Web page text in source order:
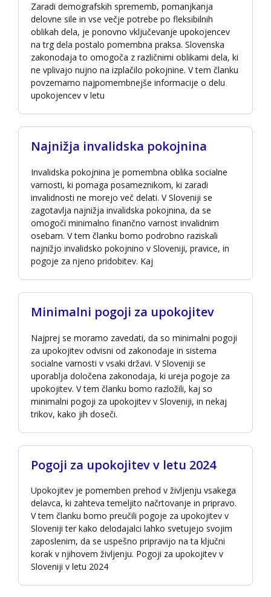
Zaradi demografskih sprememb, pomanjkanja
delovne sile in vse večje potrebe po fleksibilnih
oblikah dela, je ponovno vključevanje upokojencev
na trg dela postalo pomembna praksa. Slovenska
zakonodaja to omogoča z različnimi oblikami dela, ki
ne vplivajo nujno na izplačilo pokojnine. V tem članku
povzemamo najpomembnejše informacije o delu
upokojencev v letu
Najnižja invalidska pokojnina
Invalidska pokojnina je pomembna oblika socialne
varnosti, ki pomaga posameznikom, ki zaradi
invalidnosti ne morejo več delati. V Sloveniji se
zagotavlja najnižja invalidska pokojnina, da se
omogoči minimalno finančno varnost invalidnim
osebam. V tem članku bomo podrobno raziskali
najnižjo invalidsko pokojnino v Sloveniji, pravice, in
pogoje za njeno pridobitev. Kaj
Minimalni pogoji za upokojitev
Najprej se moramo zavedati, da so minimalni pogoji
za upokojitev odvisni od zakonodaje in sistema
socialne varnosti v vsaki državi. V Sloveniji se
uporablja določena zakonodaja, ki ureja pogoje za
upokojitev. V tem članku bomo razložili, kaj so
minimalni pogoji za upokojitev v Sloveniji, in nekaj
trikov, kako jih doseči.
Pogoji za upokojitev v letu 2024
Upokojitev je pomemben prehod v življenju vsakega
delavca, ki zahteva temeljito načrtovanje in pripravo.
V tem članku bomo preučili pogoje za upokojitev v
Sloveniji ter kako delodajalci lahko svetujejo svojim
zaposlenim, da se uspešno pripravijo na ta ključni
korak v njihovem življenju. Pogoji za upokojitev v
Sloveniji v letu 2024